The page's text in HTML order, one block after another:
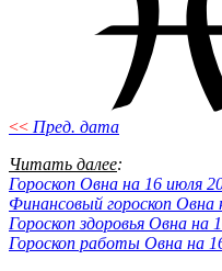
<< Пред. дата
Читать далее:
Гороскоп Овна на 16 июля
Финансовый гороскоп Овна
Гороскоп здоровья Овна на
Гороскоп работы Овна на